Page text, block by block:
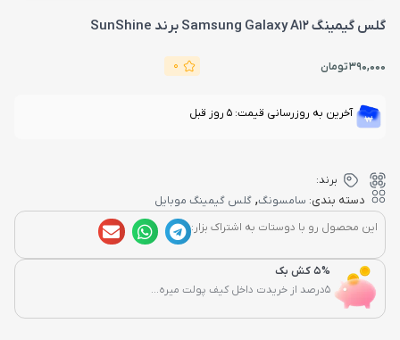
گلس گیمینگ Samsung Galaxy A12 برند SunShine
390,000تومان 0
آخرین به روزرسانی قیمت: 5 روز قبل
برند:
دسته بندی: سامسونگ, گلس گیمینگ موبایل
این محصول رو با دوستات به اشتراک بزار:
5% کش بک
5درصد از خریدت داخل کیف پولت میره...